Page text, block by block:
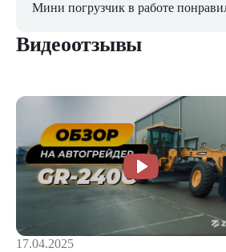
Мини погрузчик в работе
Видеоотзывы
17.04.2025